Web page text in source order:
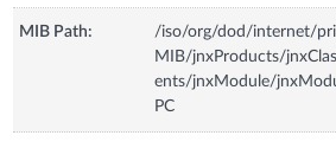
MIB Path:
/iso/org/dod/internet/
MIB/jnxProducts/
ents/jnxModule/
PC